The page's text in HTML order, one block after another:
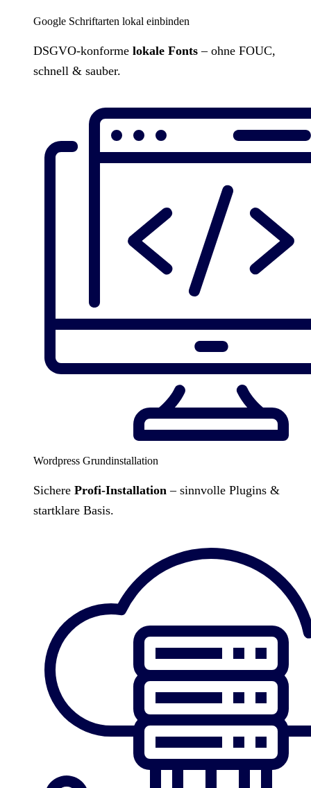
Google Schriftarten lokal einbinden
DSGVO-konforme lokale Fonts – ohne FOUC,
schnell & sauber.
Wordpress Grundinstallation
Sichere Profi-Installation – sinnvolle Plugins &
startklare Basis.